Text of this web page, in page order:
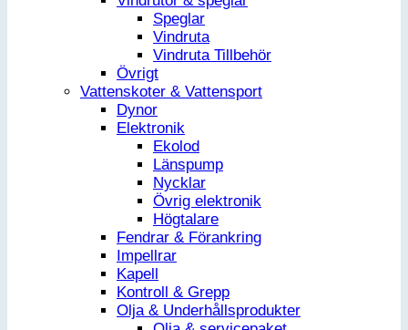
Speglar
Vindruta
Vindruta Tillbehör
Övrigt
Vattenskoter & Vattensport
Dynor
Elektronik
Ekolod
Länspump
Nycklar
Övrig elektronik
Högtalare
Fendrar & Förankring
Impellrar
Kapell
Kontroll & Grepp
Olja & Underhållsprodukter